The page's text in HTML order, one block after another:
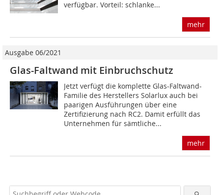
verfügbar. Vorteil: schlanke...
mehr
Ausgabe 06/2021
Glas-Faltwand mit Einbruchschutz
Jetzt verfügt die komplette Glas-Faltwand-
Familie des Herstellers Solarlux auch bei
paarigen Ausführungen über eine
Zertifizierung nach RC2. Damit erfüllt das
Unternehmen für sämtliche...
mehr